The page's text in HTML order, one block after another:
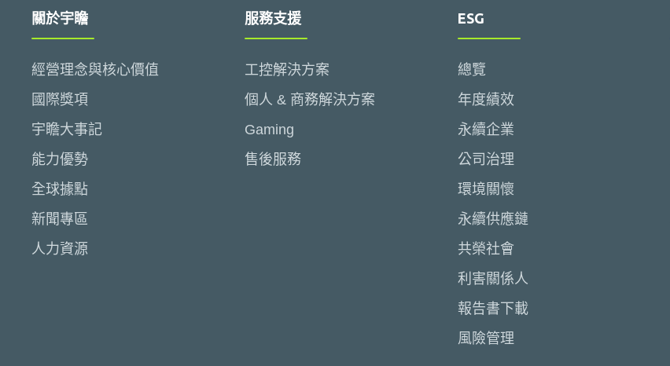
關於宇瞻
經營理念與核心價值
國際獎項
宇瞻大事記
能力優勢
全球據點
新聞專區
人力資源
服務支援
工控解決方案
個人 & 商務解決方案
Gaming
售後服務
ESG
總覽
年度績效
永續企業
公司治理
環境關懷
永續供應鏈
共榮社會
利害關係人
報告書下載
風險管理